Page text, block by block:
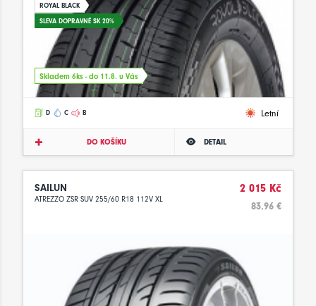
ROYAL BLACK
SLEVA DOPRAVNÉ SK 20%
Skladem 6ks - do 11.8. u Vás
D C B Letní
DO KOŠÍKU DETAIL
SAILUN
ATREZZO ZSR SUV 255/60 R18 112V XL
2 015 Kč
83.96 €